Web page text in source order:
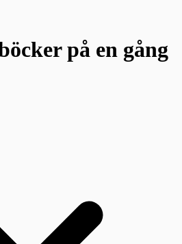
på en gång